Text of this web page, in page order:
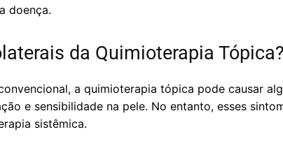
doença.
da Quimioterapia Tópica?
a quimioterapia tópica pode causar
e sensibilidade na pele. No entanto, esses
sistêmica.